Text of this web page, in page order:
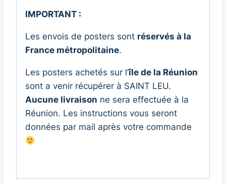
IMPORTANT :
Les envois de posters sont réservés à la
France métropolitaine.
Les posters achetés sur l’île de la Réunion
sont a venir récupérer à SAINT LEU.
Aucune livraison ne sera effectuée à la
Réunion. Les instructions vous seront
données par mail après votre commande